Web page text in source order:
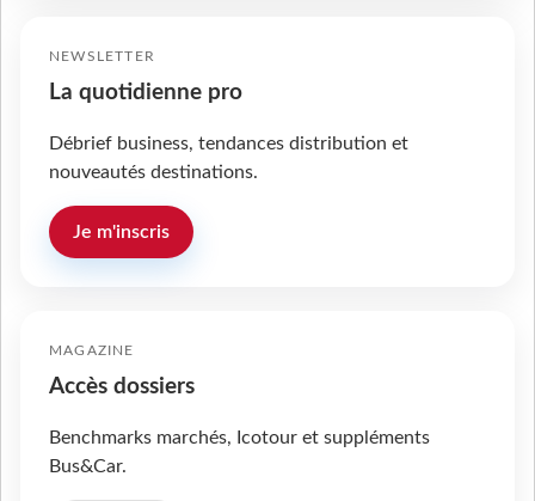
NEWSLETTER
La quotidienne pro
Débrief business, tendances distribution et
nouveautés destinations.
Je m'inscris
MAGAZINE
Accès dossiers
Benchmarks marchés, Icotour et suppléments
Bus&Car.